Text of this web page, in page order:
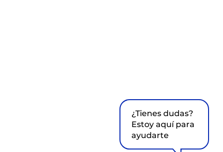
¿Tienes dudas?
Estoy aquí para
ayudarte